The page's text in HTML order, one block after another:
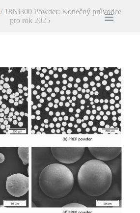
/ 18Ni300 Powder: Konečný průvodce
pro rok 2025